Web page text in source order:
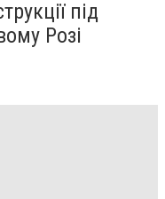
під
Розі